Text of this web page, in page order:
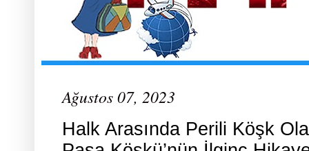
Ağustos 07, 2023
Halk Arasında Perili Köşk